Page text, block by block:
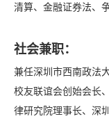
清算、金融证券法、
社会兼职：
兼任深圳市西南政法
校友联谊会创始会长
律研究院理事长、深